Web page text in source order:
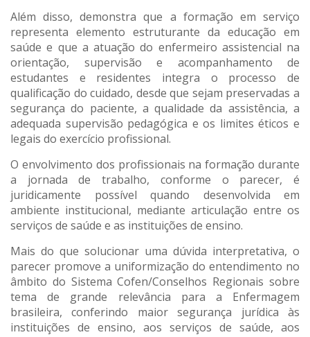
Além disso, demonstra que a formação em serviço
representa elemento estruturante da educação em
saúde e que a atuação do enfermeiro assistencial na
orientação, supervisão e acompanhamento de
estudantes e residentes integra o processo de
qualificação do cuidado, desde que sejam preservadas a
segurança do paciente, a qualidade da assistência, a
adequada supervisão pedagógica e os limites éticos e
legais do exercício profissional.
O envolvimento dos profissionais na formação durante
a jornada de trabalho, conforme o parecer, é
juridicamente possível quando desenvolvida em
ambiente institucional, mediante articulação entre os
serviços de saúde e as instituições de ensino.
Mais do que solucionar uma dúvida interpretativa, o
parecer promove a uniformização do entendimento no
âmbito do Sistema Cofen/Conselhos Regionais sobre
tema de grande relevância para a Enfermagem
brasileira, conferindo maior segurança jurídica às
instituições de ensino, aos serviços de saúde, aos